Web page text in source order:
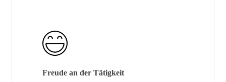
Freude an der Tätigkeit